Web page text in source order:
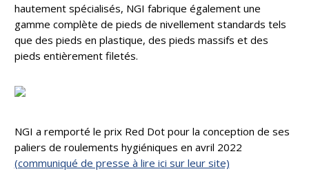
hautement spécialisés, NGI fabrique également une
gamme complète de pieds de nivellement standards tels
que des pieds en plastique, des pieds massifs et des
pieds entièrement filetés.
NGI a remporté le prix Red Dot pour la conception de ses
paliers de roulements hygiéniques en avril 2022
(communiqué de presse à lire ici sur leur site)